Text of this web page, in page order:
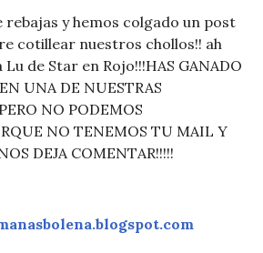
rebajas y hemos colgado un post
cotillear nuestros chollos!! ah
de Star en Rojo!!!HAS GANADO
UNA DE NUESTRAS
NO PODEMOS
NO TENEMOS TU MAIL Y
DEJA COMENTAR!!!!!